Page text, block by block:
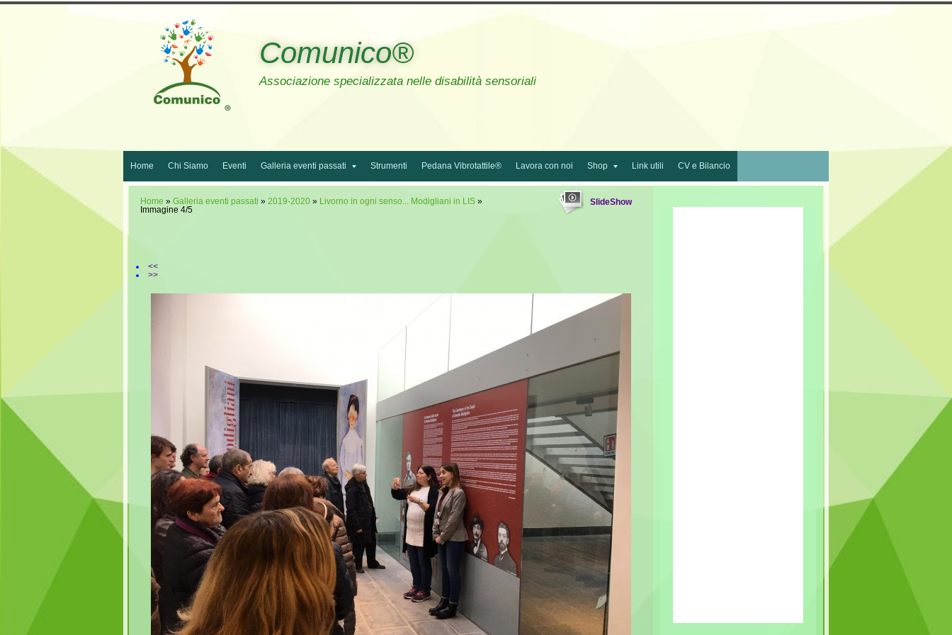
Comunico®
Associazione specializzata nelle disabilità sensoriali
Home Chi Siamo Eventi Galleria eventi passati Strumenti Pedana Vibrotattile® Lavora con noi Shop Link utili CV e Bilancio
Home » Galleria eventi passati » 2019-2020 » Livorno in ogni senso... Modigliani in LIS »
Immagine 4/5
SlideShow
<<
>>